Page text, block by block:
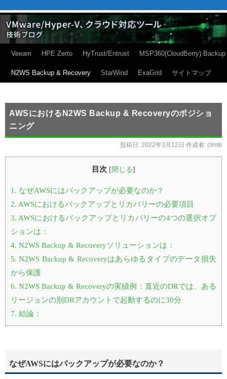
Veeam HPE Zerto HyTrust/Entrust MSP360(CloudBerry) Backup
N2WS Backup & Recovery StarWind ExaGrid サイトマップ
AWSにおけるN2WS Backup & Recoveryのポジショ
ニング
投稿日: 2022年3月12日 作成者: climb
目次 [ 閉じる]
1. なぜAWSにはバックアップが必要なのか？
2. AWSにおけるバックアップとリカバリーの必要項目
3. AWSにおけるバックアップとリカバリーの4つの選択オプ
ションは：
4. N2WS Backup & Recoveryソリューションは：
5. N2WS Backup & Recoveryはあらゆるタイプのデータ損失
から保護
6. N2WS Backup & Recoveryの実績例：直近のDRでは、ある
リージョンの別DRアカウントで起動するのに30分
7. 結論：
なぜAWSにはバックアップが必要なのか？